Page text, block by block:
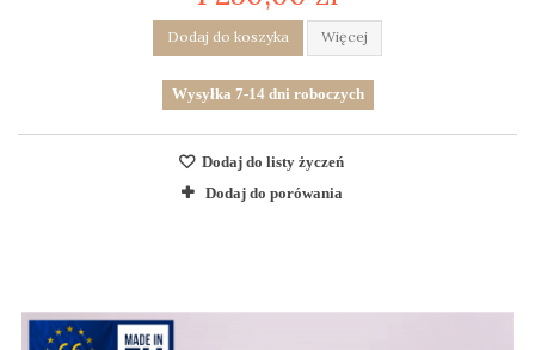
Dodaj do koszyka Więcej
Wysyłka 7-14 dni roboczych
Dodaj do listy życzeń
Dodaj do porówania